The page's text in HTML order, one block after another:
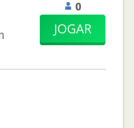
0
JOGAR